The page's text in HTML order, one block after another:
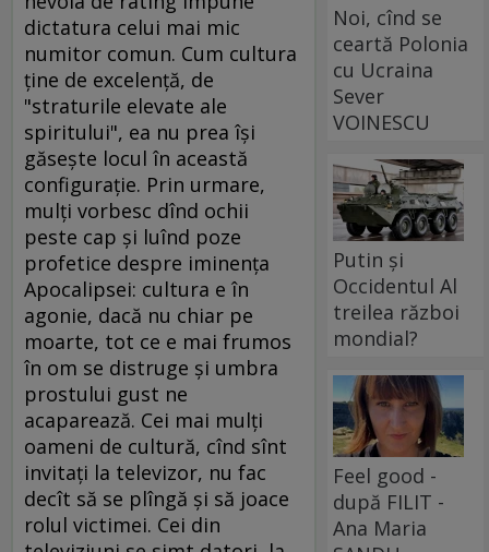
dictatura celui mai mic
numitor comun. Cum cultura
ţine de excelenţă, de
"straturile elevate ale
spiritului", ea nu prea îşi
găseşte locul în această
configuraţie. Prin urmare,
mulţi vorbesc dînd ochii
peste cap şi luînd poze
profetice despre iminenţa
Apocalipsei: cultura e în
agonie, dacă nu chiar pe
moarte, tot ce e mai frumos
în om se distruge şi umbra
prostului gust ne
acaparează. Cei mai mulţi
oameni de cultură, cînd sînt
invitaţi la televizor, nu fac
decît să se plîngă şi să joace
rolul victimei. Cei din
Noi, cînd se
ceartă Polonia
cu Ucraina
Sever
VOINESCU
Putin și
Occidentul Al
treilea război
mondial?
Feel good -
după FILIT -
Ana Maria